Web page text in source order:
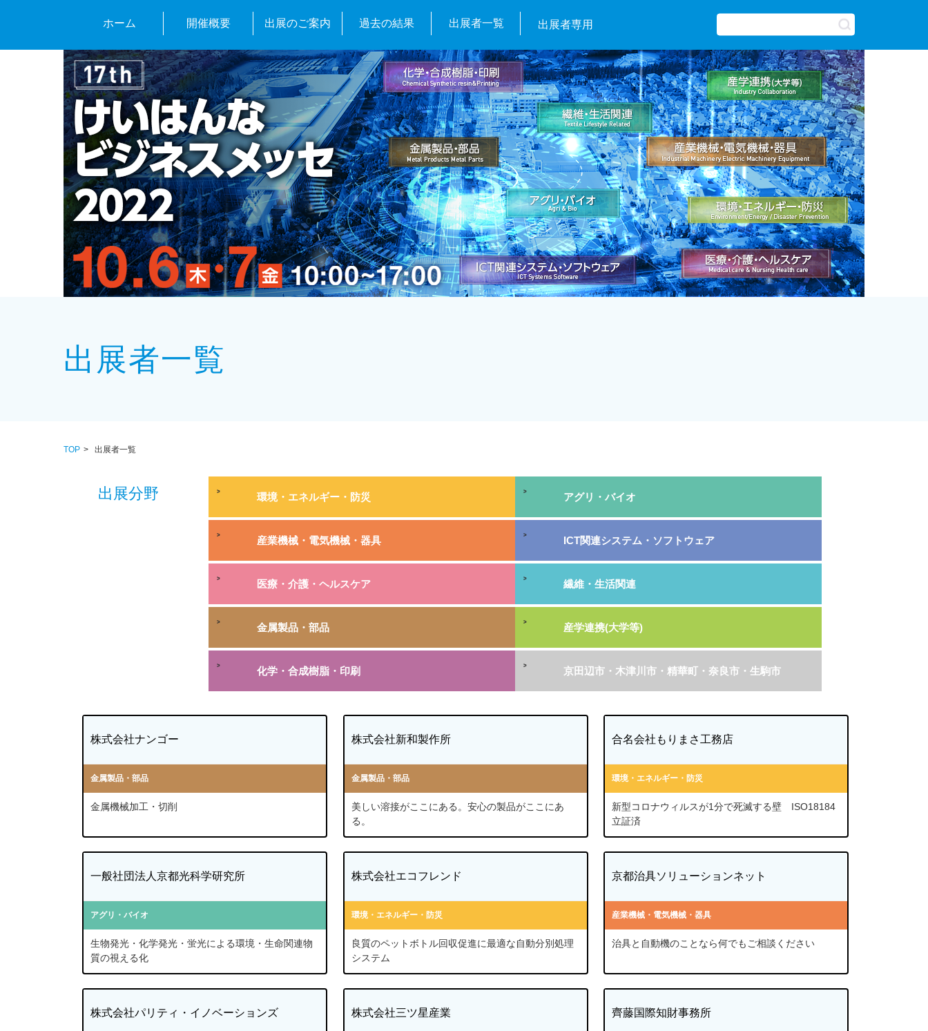
ホーム 開催概要 出展のご案内 過去の結果 出展者一覧 出展者専用
出展者一覧
TOP 出展者一覧
出展分野 環境・エネルギー・防災 アグリ・バイオ
産業機械・電気機械・器具 ICT関連システム・ソフトウェア
医療・介護・ヘルスケア 繊維・生活関連
金属製品・部品 産学連携(大学等)
化学・合成樹脂・印刷 京田辺市・木津川市・精華町・奈良市・生駒市
株式会社ナンゴー
金属製品・部品
金属機械加工・切削
株式会社新和製作所
金属製品・部品
美しい溶接がここにある。安心の製品がここにあ
る。
合名会社もりまさ工務店
環境・エネルギー・防災
新型コロナウィルスが1分で死滅する壁 ISO18184
立証済
一般社団法人京都光科学研究所
アグリ・バイオ
生物発光・化学発光・蛍光による環境・生命関連物
質の視える化
株式会社エコフレンド
環境・エネルギー・防災
良質のペットボトル回収促進に最適な自動分別処理
システム
京都治具ソリューションネット
産業機械・電気機械・器具
治具と自動機のことなら何でもご相談ください
株式会社パリティ・イノベーションズ 株式会社三ツ星産業 齊藤国際知財事務所